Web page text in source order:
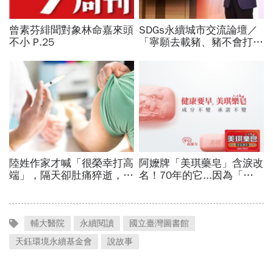
輔大醫院 永續閱讀
國立臺灣圖書館
天鈺環境永續基金會
說故事